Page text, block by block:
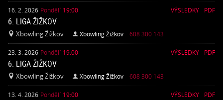
16. 2. 2026 Pondělí 19:00
6. LIGA ŽIŽKOV
 Xbowling Žižkov  Xbowling Žižkov 608 300 143
VÝSLEDKY PDF
23. 3. 2026 Pondělí 19:00
6. LIGA ŽIŽKOV
 Xbowling Žižkov  Xbowling Žižkov 608 300 143
VÝSLEDKY PDF
13. 4. 2026 Pondělí 19:00 VÝSLEDKY PDF